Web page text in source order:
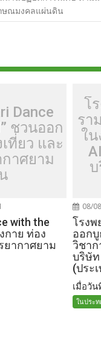
g bl e
ษณมงคลแผ่นดิน
Dance
ชวนออก
ที่ยว และ
าศยาม
with the
กาย ท่อง
ยากาศยาม
โ
รา
ใ
08/
โรงพ
ออก
วิชาก
บริษัท
(ประ
เมื่อวัน
ในประ